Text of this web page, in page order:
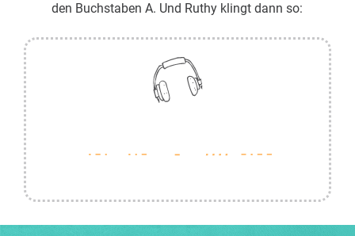
den Buchstaben A. Und Ruthy klingt dann so: